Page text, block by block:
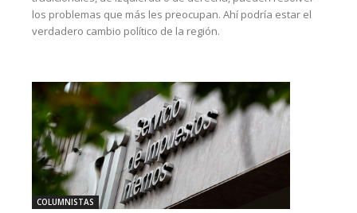
los problemas que más les preocupan. Ahí podría estar el
verdadero cambio político de la región.
COLUMNISTAS